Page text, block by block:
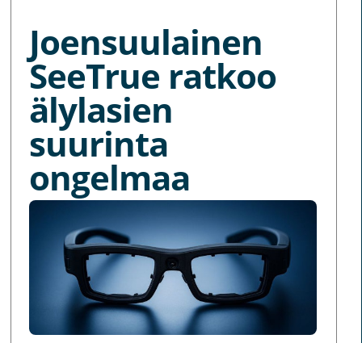
Joensuulainen
SeeTrue ratkoo
älylasien
suurinta
ongelmaa